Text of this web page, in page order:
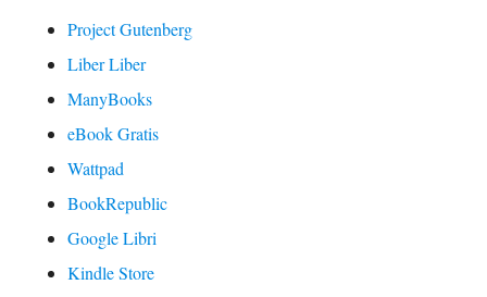
Project Gutenberg
Liber Liber
ManyBooks
eBook Gratis
Wattpad
BookRepublic
Google Libri
Kindle Store